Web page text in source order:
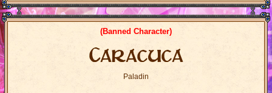
(Banned Character)
Caracuca
Paladin